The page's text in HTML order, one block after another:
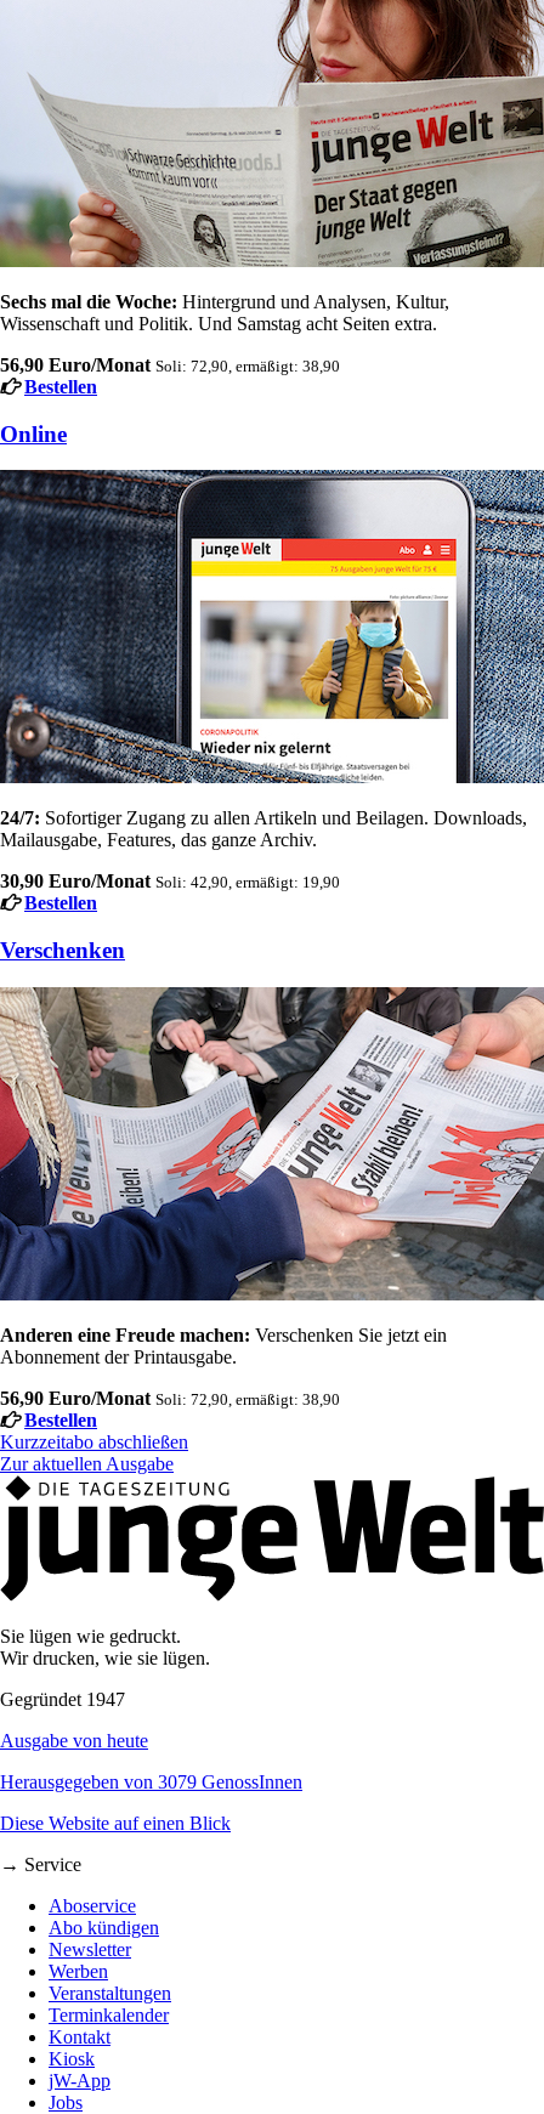
Sechs mal die Woche: Hintergrund und Analysen, Kultur,
Wissenschaft und Politik. Und Samstag acht Seiten extra.
56,90 Euro/Monat Soli: 72,90, ermäßigt: 38,90
Bestellen
Online
24/7: Sofortiger Zugang zu allen Artikeln und Beilagen. Downloads,
Mailausgabe, Features, das ganze Archiv.
30,90 Euro/Monat Soli: 42,90, ermäßigt: 19,90
Bestellen
Verschenken
Anderen eine Freude machen: Verschenken Sie jetzt ein
Abonnement der Printausgabe.
56,90 Euro/Monat Soli: 72,90, ermäßigt: 38,90
Bestellen
Kurzzeitabo abschließen
Zur aktuellen Ausgabe
Sie lügen wie gedruckt.
Wir drucken, wie sie lügen.
Gegründet 1947
Ausgabe von heute
Herausgegeben von 3079 GenossInnen
Diese Website auf einen Blick
→ Service
Aboservice
Abo kündigen
Newsletter
Werben
Veranstaltungen
Terminkalender
Kontakt
Kiosk
jW-App
Jobs